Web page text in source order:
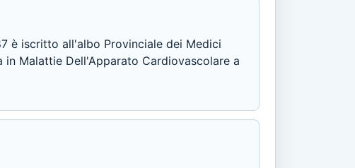
è iscritto all'albo Provinciale dei Medici
in Malattie Dell'Apparato Cardiovascolare a